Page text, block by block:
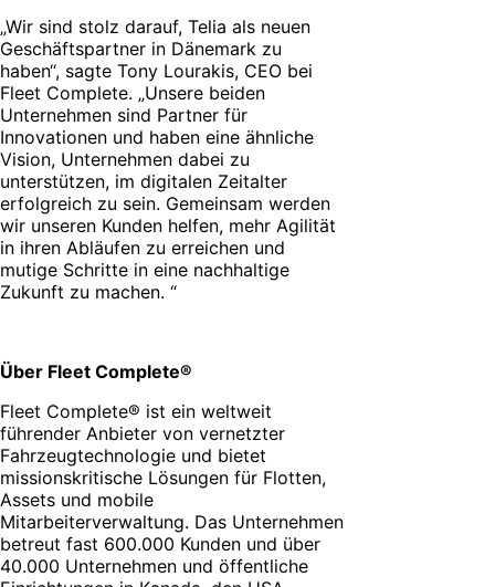
„Wir sind stolz darauf, Telia als neuen
Geschäftspartner in Dänemark zu
haben“, sagte Tony Lourakis, CEO bei
Fleet Complete. „Unsere beiden
Unternehmen sind Partner für
Innovationen und haben eine ähnliche
Vision, Unternehmen dabei zu
unterstützen, im digitalen Zeitalter
erfolgreich zu sein. Gemeinsam werden
wir unseren Kunden helfen, mehr Agilität
in ihren Abläufen zu erreichen und
mutige Schritte in eine nachhaltige
Zukunft zu machen. “
Über Fleet Complete®
Fleet Complete® ist ein weltweit
führender Anbieter von vernetzter
Fahrzeugtechnologie und bietet
missionskritische Lösungen für Flotten,
Assets und mobile
Mitarbeiterverwaltung. Das Unternehmen
betreut fast 600.000 Kunden und über
40.000 Unternehmen und öffentliche